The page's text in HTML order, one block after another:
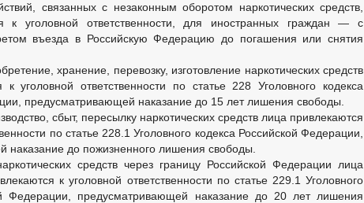
связанных с незаконным оборотом наркотических средств,
к уголовной ответственности, для иностранных граждан — с
въезда в Российскую Федерацию до погашения или снятия
хранение, перевозку, изготовление наркотических средств
к уголовной ответственности по статье 228 Уголовного кодекса
предусматривающей наказание до 15 лет лишения свободы.
сбыт, пересылку наркотических средств лица привлекаются
по статье 228.1 Уголовного кодекса Российской Федерации,
наказание до пожизненного лишения свободы.
средств через границу Российской Федерации лица
к уголовной ответственности по статье 229.1 Уголовного
Федерации, предусматривающей наказание до 20 лет лишения